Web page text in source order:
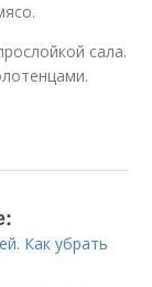
сала.
Как убрать